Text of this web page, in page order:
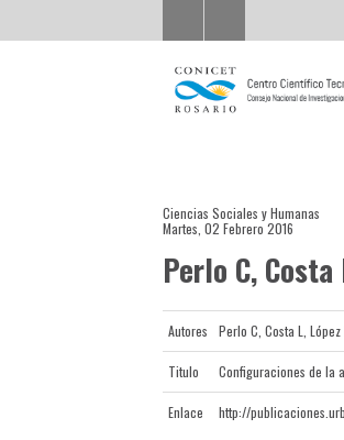
Ciencias Sociales y Humanas
Martes, 02 Febrero 2016
Perlo C, Costa
Autores Perlo C, Costa L, López
Titulo Configuraciones de la
Enlace http://